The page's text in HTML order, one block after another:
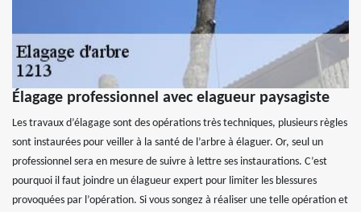
Élagage professionnel avec elagueur paysagiste
Les travaux d’élagage sont des opérations très techniques, plusieurs règles
sont instaurées pour veiller à la santé de l’arbre à élaguer. Or, seul un
professionnel sera en mesure de suivre à lettre ses instaurations. C’est
pourquoi il faut joindre un élagueur expert pour limiter les blessures
provoquées par l’opération. Si vous songez à réaliser une telle opération et